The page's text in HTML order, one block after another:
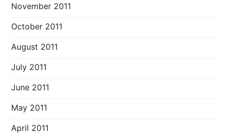
November 2011
October 2011
August 2011
July 2011
June 2011
May 2011
April 2011